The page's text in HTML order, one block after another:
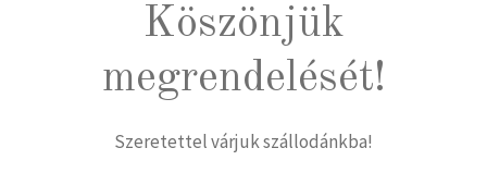
Köszönjük
megrendelését!
Szeretettel várjuk szállodánkba!